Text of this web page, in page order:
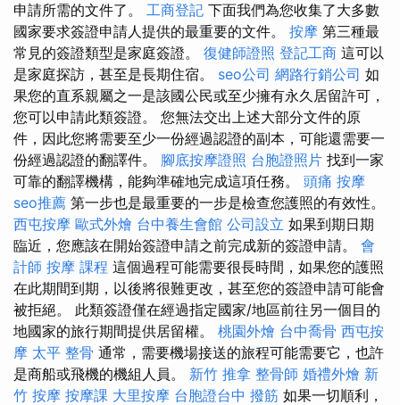
申請所需的文件了。 工商登記 下面我們為您收集了大多數
國家要求簽證申請人提供的最重要的文件。 按摩 第三種最
常見的簽證類型是家庭簽證。 復健師證照 登記工商 這可以
是家庭探訪，甚至是長期住宿。 seo公司 網路行銷公司 如
果您的直系親屬之一是該國公民或至少擁有永久居留許可，
您可以申請此類簽證。 您無法交出上述大部分文件的原
件，因此您將需要至少一份經過認證的副本，可能還需要一
份經過認證的翻譯件。 腳底按摩證照 台胞證照片 找到一家
可靠的翻譯機構，能夠準確地完成這項任務。 頭痛 按摩
seo推薦 第一步也是最重要的一步是檢查您護照的有效性。
西屯按摩 歐式外燴 台中養生會館 公司設立 如果到期日期
臨近，您應該在開始簽證申請之前完成新的簽證申請。 會
計師 按摩 課程 這個過程可能需要很長時間，如果您的護照
在此期間到期，以後將很難更改，甚至您的簽證申請可能會
被拒絕。 此類簽證僅在經過指定國家/地區前往另一個目的
地國家的旅行期間提供居留權。 桃園外燴 台中喬骨 西屯按
摩 太平 整骨 通常，需要機場接送的旅程可能需要它，也許
是商船或飛機的機組人員。 新竹 推拿 整骨師 婚禮外燴 新
竹 按摩 按摩課 大里按摩 台胞證台中 撥筋 如果一切順利，